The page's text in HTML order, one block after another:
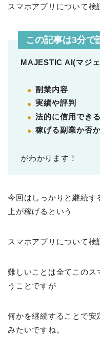
スマホアプリについて検
この記事は3分で
MAJESTIC AI(マジ
副業内容
実績や評判
法的に信用でき
稼げる副業か否
がわかります！
今回はしっかりと継続す
上が稼げるという
スマホアプリについて検
難しいことは全てこのス
うことですが
何かを継続することで安
みたいですね。